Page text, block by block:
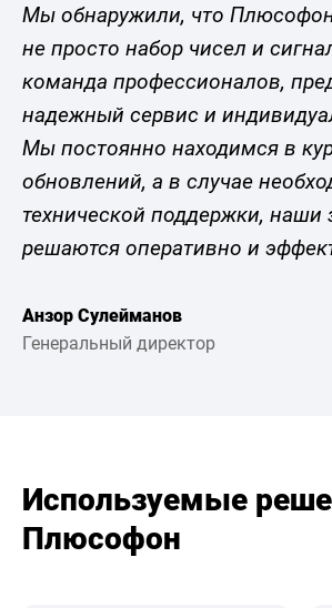
Мы обнаружили, что
не просто набор чисел и
команда профессионалов,
надежный сервис и
Мы постоянно находимся в
обновлений, а в случае
технической поддержки, наши
решаются оперативно и
Анзор Сулейманов
Генеральный директор
Используемые
Плюсофон